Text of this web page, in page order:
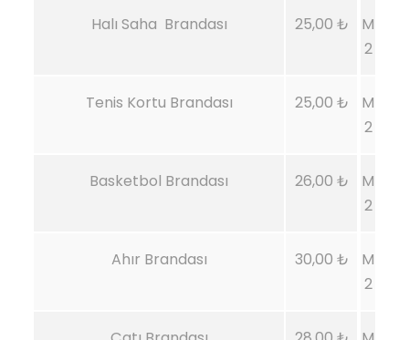
Halı Saha Brandası 25,00 ₺
M
2
Tenis Kortu Brandası 25,00 ₺
M
2
Basketbol Brandası 26,00 ₺
M
2
Ahır Brandası 30,00 ₺
M
2